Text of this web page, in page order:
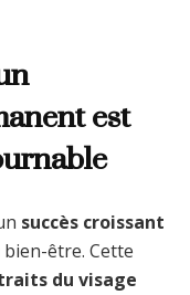
est
succès croissant
être. Cette
du visage